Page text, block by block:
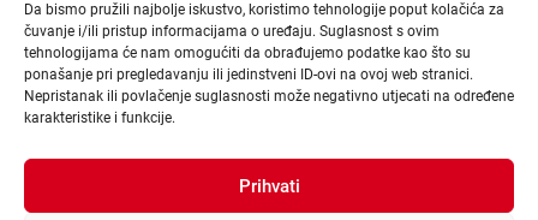
Da bismo pružili najbolje iskustvo, koristimo tehnologije poput kolačića za
čuvanje i/ili pristup informacijama o uređaju. Suglasnost s ovim
tehnologijama će nam omogućiti da obrađujemo podatke kao što su
ponašanje pri pregledavanju ili jedinstveni ID-ovi na ovoj web stranici.
Nepristanak ili povlačenje suglasnosti može negativno utjecati na određene
karakteristike i funkcije.
Prihvati